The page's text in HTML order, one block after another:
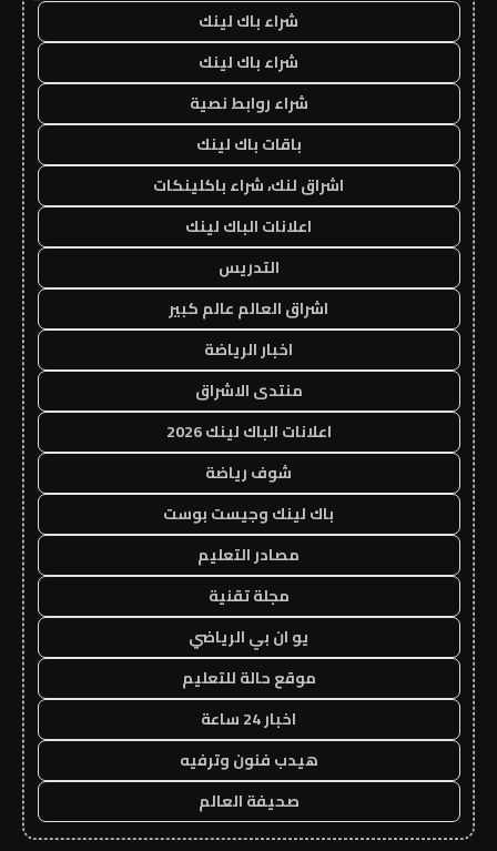
شراء باك لينك
شراء باك لينك
شراء روابط نصية
باقات باك لينك
اشراق لنك، شراء باكلينكات
اعلانات الباك لينك
التدريس
اشراق العالم عالم كبير
اخبار الرياضة
منتدى الاشراق
اعلانات الباك لينك 2026
شوف رياضة
باك لينك وجيست بوست
مصادر التعليم
مجلة تقنية
يو ان بي الرياضي
موقع حالة للتعليم
اخبار 24 ساعة
هيدب فنون وترفيه
صحيفة العالم